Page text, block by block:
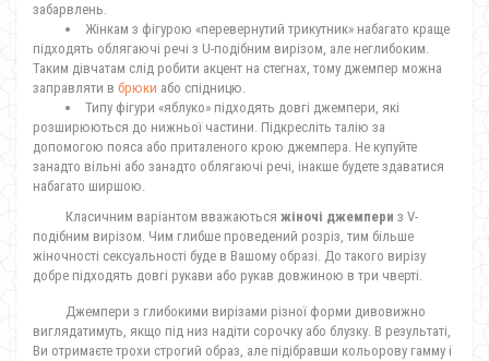
забарвлень.
Жінкам з фігурою «перевернутий трикутник» набагато краще
підходять облягаючі речі з U-подібним вирізом, але неглибоким.
Таким дівчатам слід робити акцент на стегнах, тому джемпер можна
заправляти в брюки або спідницю.
Типу фігури «яблуко» підходять довгі джемпери, які
розширюються до нижньої частини. Підкресліть талію за
допомогою пояса або приталеного крою джемпера. Не купуйте
занадто вільні або занадто облягаючі речі, інакше будете здаватися
набагато ширшою.
Класичним варіантом вважаються жіночі джемпери з V-
подібним вирізом. Чим глибше проведений розріз, тим більше
жіночності сексуальності буде в Вашому образі. До такого вирізу
добре підходять довгі рукави або рукав довжиною в три чверті.
Джемпери з глибокими вирізами різної форми дивовижно
виглядатимуть, якщо під низ надіти сорочку або блузку. В результаті,
Ви отримаєте трохи строгий образ, але підібравши кольорову гамму і